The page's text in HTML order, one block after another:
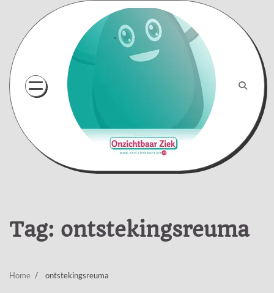
content
Tag: ontstekingsreuma
Home ontstekingsreuma